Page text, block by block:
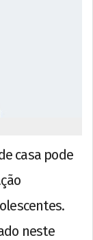
casa pode
neste